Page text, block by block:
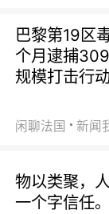
巴黎第19区
个月逮捕
规模打击行
闲聊法国 新闻
物以类聚，
一个字信任